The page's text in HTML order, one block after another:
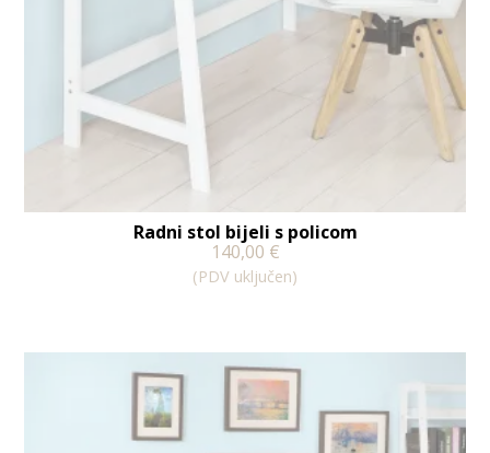
Radni stol bijeli s policom
140,00 €
(PDV uključen)